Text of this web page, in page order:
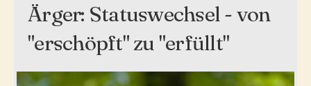
Ärger: Statuswechsel - von
"erschöpft" zu "erfüllt"